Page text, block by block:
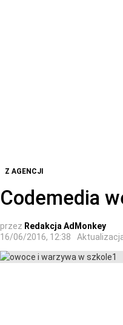
Z AGENCJI
Codemedia
przez Redakcja AdMonkey
16/06/2016, 12:38